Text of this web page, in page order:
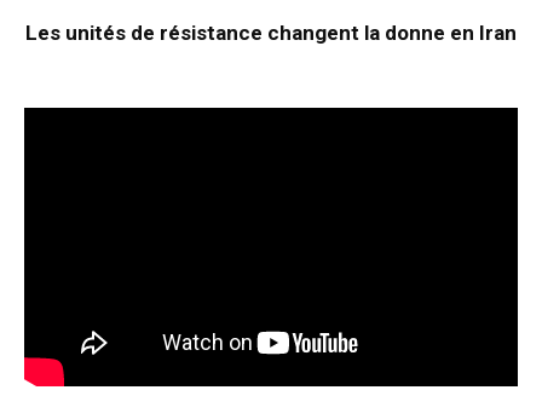
Les unités de résistance changent la donne en Iran